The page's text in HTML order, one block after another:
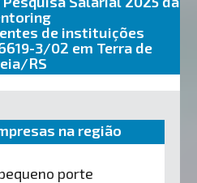
de instituições
3/02 em Terra de
RS
na região
porte